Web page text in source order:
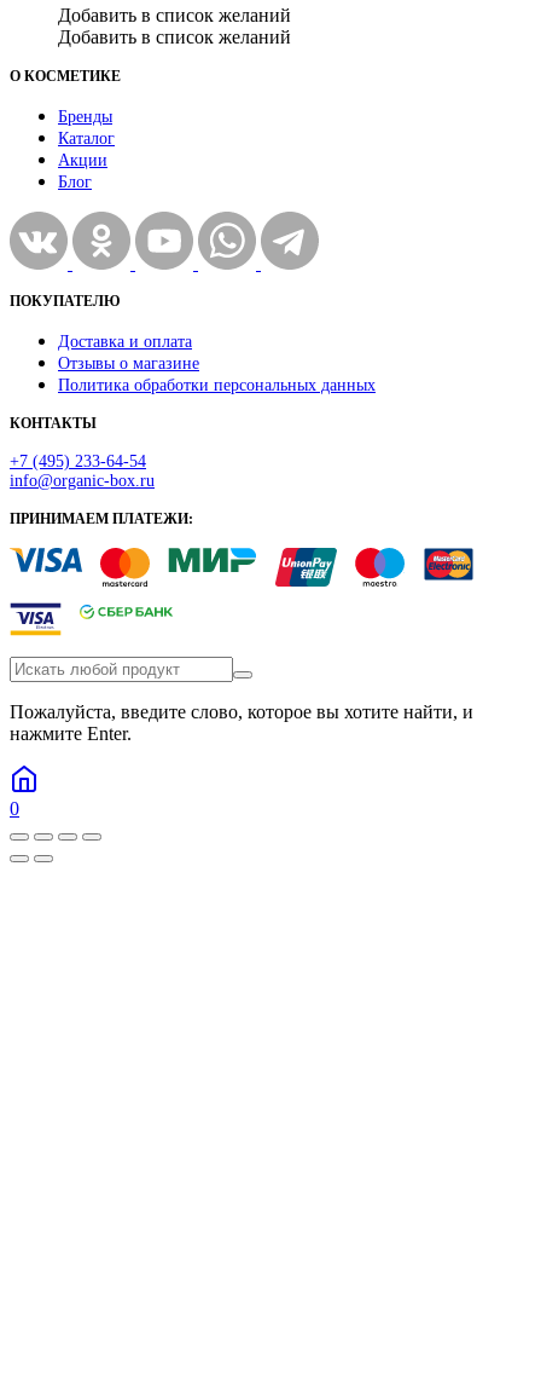
Добавить в список желаний
Добавить в список желаний
О КОСМЕТИКЕ
Бренды
Каталог
Акции
Блог
ПОКУПАТЕЛЮ
Доставка и оплата
Отзывы о магазине
Политика обработки персональных данных
КОНТАКТЫ
+7 (495) 233-64-54
info@organic-box.ru
ПРИНИМАЕМ ПЛАТЕЖИ:
Пожалуйста, введите слово, которое вы хотите найти, и
нажмите Enter.
0